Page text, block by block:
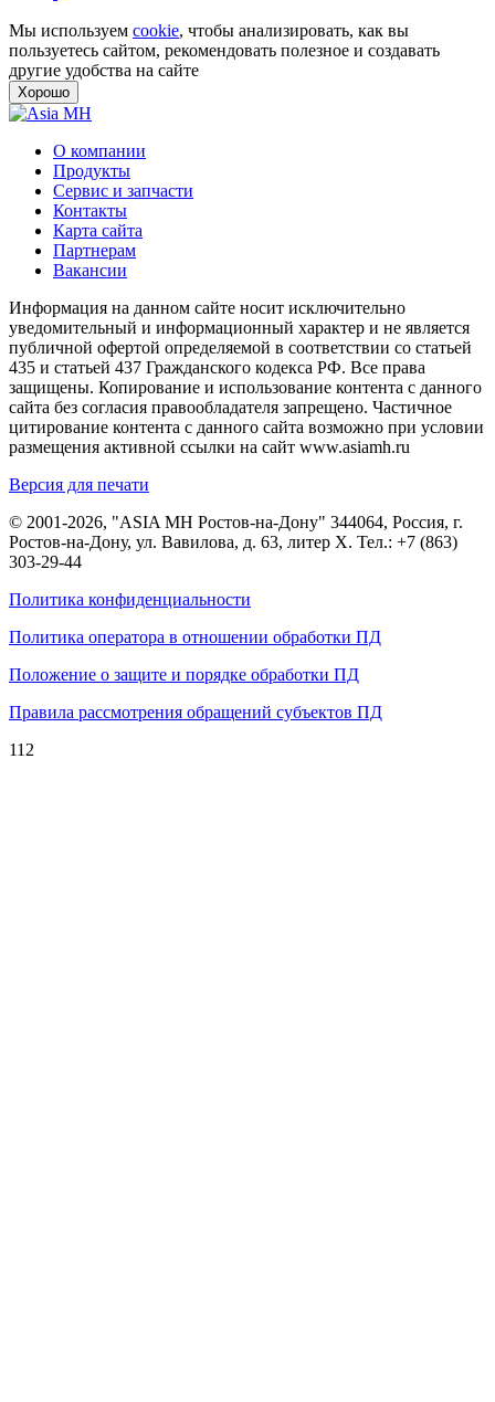
Мы используем cookie, чтобы анализировать, как вы
пользуетесь сайтом, рекомендовать полезное и создавать
другие удобства на сайте
Хорошо
О компании
Продукты
Сервис и запчасти
Контакты
Карта сайта
Партнерам
Вакансии
Информация на данном сайте носит исключительно
уведомительный и информационный характер и не является
публичной офертой определяемой в соответствии со статьей
435 и статьей 437 Гражданского кодекса РФ. Все права
защищены. Копирование и использование контента с данного
сайта без согласия правообладателя запрещено. Частичное
цитирование контента с данного сайта возможно при условии
размещения активной ссылки на сайт www.asiamh.ru
Версия для печати
© 2001-2026, "ASIA MH Ростов-на-Дону" 344064, Россия, г.
Ростов-на-Дону, ул. Вавилова, д. 63, литер Х. Тел.: +7 (863)
303-29-44
Политика конфиденциальности
Политика оператора в отношении обработки ПД
Положение о защите и порядке обработки ПД
Правила рассмотрения обращений субъектов ПД
112